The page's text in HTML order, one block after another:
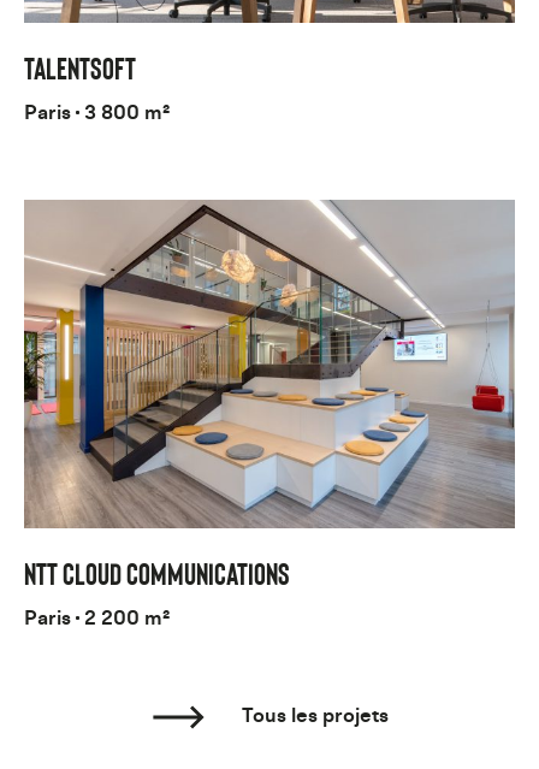
TALENTSOFT
Paris 3 800 m²
NTT CLOUD COMMUNICATIONS
Paris 2 200 m²
Tous les projets